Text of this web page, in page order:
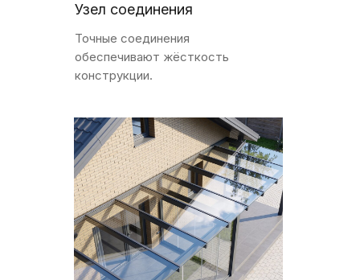
Узел соединения
Точные соединения
обеспечивают жёсткость
конструкции.